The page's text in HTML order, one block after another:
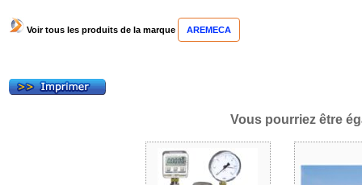
Voir tous les produits de la marque AREMECA
Vous pourriez être